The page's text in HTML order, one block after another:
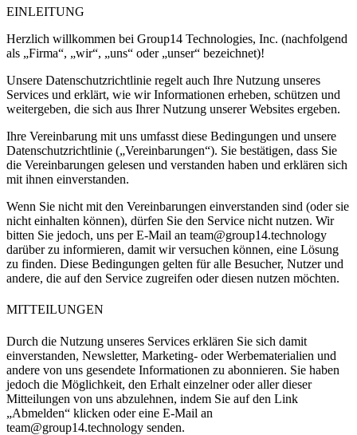
EINLEITUNG
Herzlich willkommen bei Group14 Technologies, Inc. (nachfolgend
als „Firma“, „wir“, „uns“ oder „unser“ bezeichnet)!
Unsere Datenschutzrichtlinie regelt auch Ihre Nutzung unseres
Services und erklärt, wie wir Informationen erheben, schützen und
weitergeben, die sich aus Ihrer Nutzung unserer Websites ergeben.
Ihre Vereinbarung mit uns umfasst diese Bedingungen und unsere
Datenschutzrichtlinie („Vereinbarungen“). Sie bestätigen, dass Sie
die Vereinbarungen gelesen und verstanden haben und erklären sich
mit ihnen einverstanden.
Wenn Sie nicht mit den Vereinbarungen einverstanden sind (oder sie
nicht einhalten können), dürfen Sie den Service nicht nutzen. Wir
bitten Sie jedoch, uns per E-Mail an team@group14.technology
darüber zu informieren, damit wir versuchen können, eine Lösung
zu finden. Diese Bedingungen gelten für alle Besucher, Nutzer und
andere, die auf den Service zugreifen oder diesen nutzen möchten.
MITTEILUNGEN
Durch die Nutzung unseres Services erklären Sie sich damit
einverstanden, Newsletter, Marketing- oder Werbematerialien und
andere von uns gesendete Informationen zu abonnieren. Sie haben
jedoch die Möglichkeit, den Erhalt einzelner oder aller dieser
Mitteilungen von uns abzulehnen, indem Sie auf den Link
„Abmelden“ klicken oder eine E-Mail an
team@group14.technology senden.